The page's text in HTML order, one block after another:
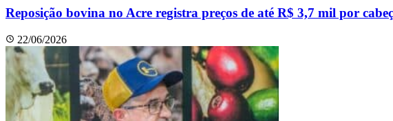
Reposição bovina no Acre registra preços de até R$ 3,7 mil por
22/06/2026